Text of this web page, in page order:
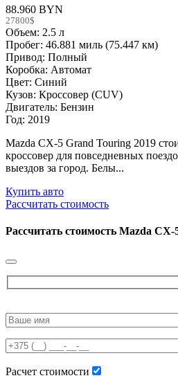
88.960 BYN
27800$
Объем: 2.5 л
Пробег: 46.881 миль (75.447 км)
Привод: Полный
Коробка: Автомат
Цвет: Синий
Кузов: Кроссовер (CUV)
Двигатель: Бензин
Год: 2019
Mazda CX-5 Grand Touring 2019
кроссовер для повседневных
выездов за город. Белы...
Купить авто
Рассчитать стоимость
Рассчитать стоимость Mazda CX-
leave
field
empty.
Расчет стоимости